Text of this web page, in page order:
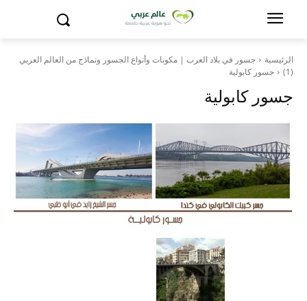
الرئيسية
جسور في بلاد العرب | مكونات وأنواع الجسور ونماذج من العالم العربي
(1)
جسور كابولية
جسور كابولية